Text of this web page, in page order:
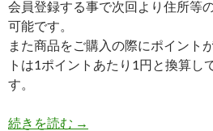
会員登録する事で次回より住所等
可能です。
また商品をご購入の際にポイント
トは1ポイントあたり1円と換算し
す。
続きを読む 会員登録するとどうい
→